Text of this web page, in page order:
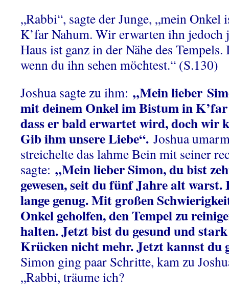
„Rabbi“, sagte der Junge, „mein
K’far Nahum. Wir erwarten ihn jedoch
Haus ist ganz in der Nähe des
wenn du ihn sehen möchtest.“ (S.130)
Joshua sagte zu ihm: „Mein lieber
mit deinem Onkel im Bistum in
dass er bald erwartet wird, doch wir
Gib ihm unsere Liebe“. Joshua
streichelte das lahme Bein mit seiner
sagte: „Mein lieber Simon, du bist
gewesen, seit du fünf Jahre alt warst.
lange genug. Mit großen
Onkel geholfen, den Tempel zu
halten. Jetzt bist du gesund und
Krücken nicht mehr. Jetzt kannst du
Simon ging paar Schritte, kam zu
„Rabbi, träume ich?